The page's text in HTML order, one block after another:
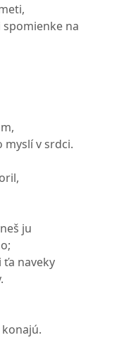
na
myslí v srdci.
ju
naveky